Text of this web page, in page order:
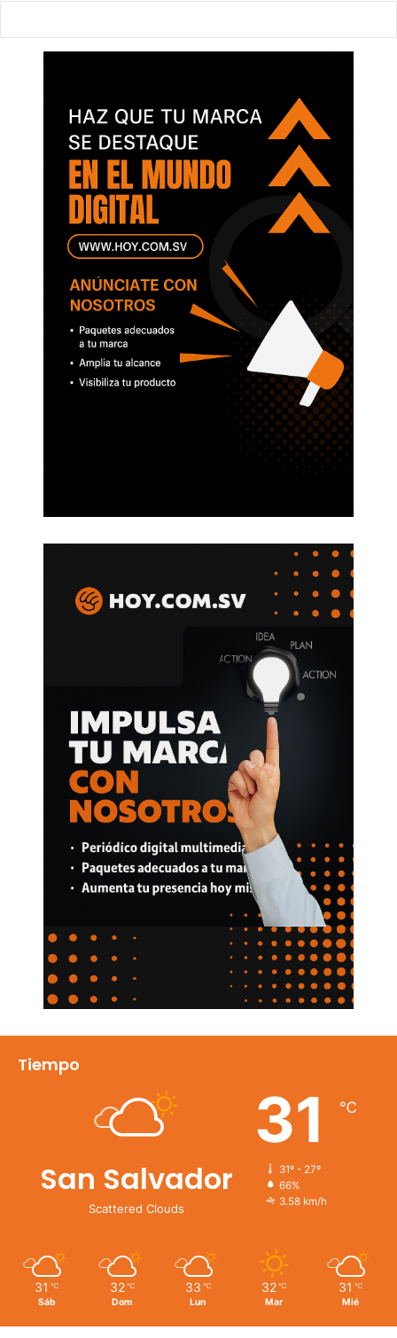
Tiempo
San Salvador
Scattered Clouds
31 ℃
31º - 27º
66%
3.58 km/h
31 ℃
Sáb
32 ℃
Dom
33 ℃
Lun
32 ℃
Mar
31 ℃
Mié